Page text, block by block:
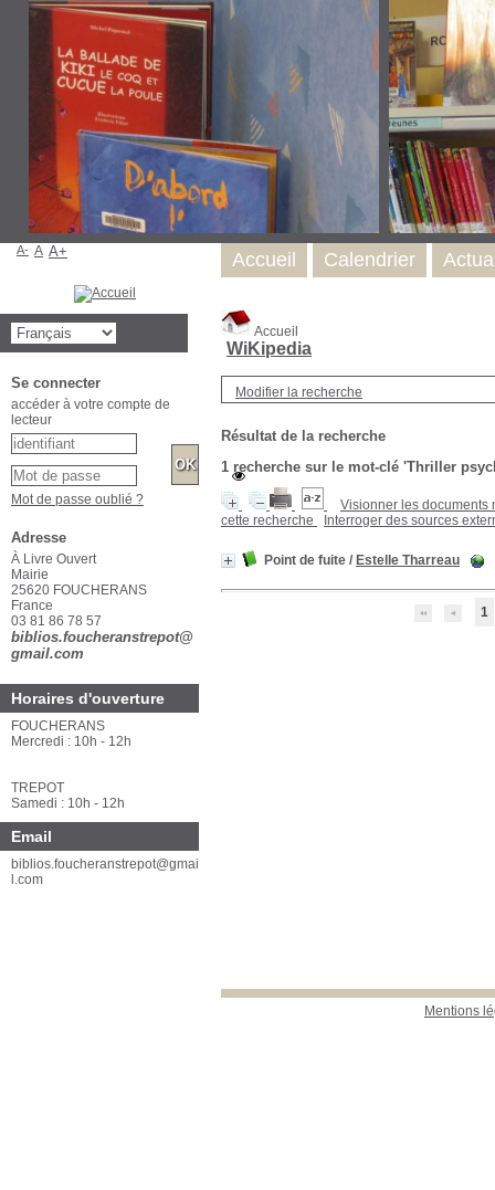
Accueil
WiKipedia
Modifier la recherche
Résultat de la recherche
1 recherche sur le mot-clé 'Thriller
Visionner les documents
cette recherche
Interroger des sources
Point de fuite / Estelle Tharreau
1
Mentions
Accueil Calendrier
A- A A+
Se connecter
accéder à votre compte de
lecteur
Mot de passe oublié ?
Adresse
À Livre Ouvert
Mairie
25620 FOUCHERANS
France
03 81 86 78 57
biblios.foucheranstrepot@
gmail.com
Horaires d'ouverture
FOUCHERANS
Mercredi : 10h - 12h
TREPOT
Samedi : 10h - 12h
Email
biblios.foucheranstrepot@gmai
l.com